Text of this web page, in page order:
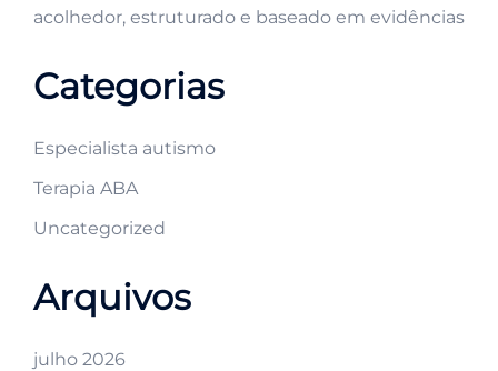
acolhedor, estruturado e baseado em evidências
Categorias
Especialista autismo
Terapia ABA
Uncategorized
Arquivos
julho 2026